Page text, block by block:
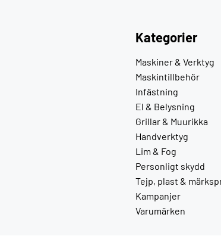
Kategorier
Maskiner & Verktyg
Maskintillbehör
Infästning
El & Belysning
Grillar & Muurikka
Handverktyg
Lim & Fog
Personligt skydd
Tejp, plast &
Kampanjer
Varumärken